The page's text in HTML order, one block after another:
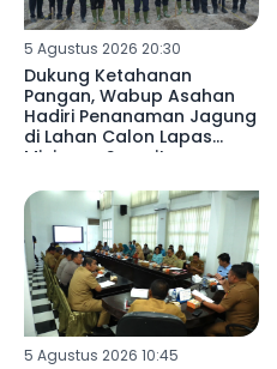
5 Agustus 2026 20:30
Dukung Ketahanan
Pangan, Wabup Asahan
Hadiri Penanaman Jagung
di Lahan Calon Lapas
Minimum Security
5 Agustus 2026 10:45